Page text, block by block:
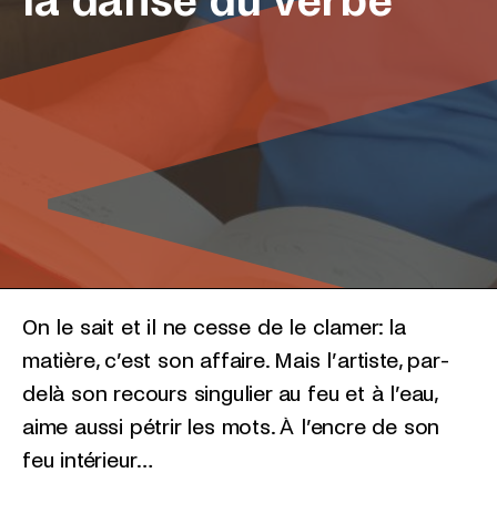
On le sait et il ne cesse de le clamer: la
matière, c’est son affaire. Mais l’artiste, par-
delà son recours singulier au feu et à l’eau,
aime aussi pétrir les mots. À l’encre de son
feu intérieur…